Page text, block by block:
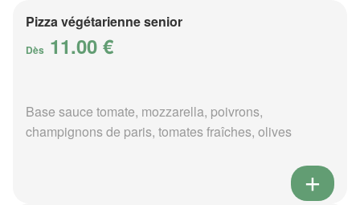
Pizza végétarienne senior
Dès 11.00 €
Base sauce tomate, mozzarella, poivrons,
champignons de paris, tomates fraîches, olives